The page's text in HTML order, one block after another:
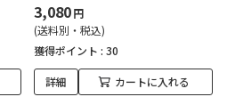
3,080円
(送料別・税込)
獲得ポイント : 30
詳細 カートに入れる